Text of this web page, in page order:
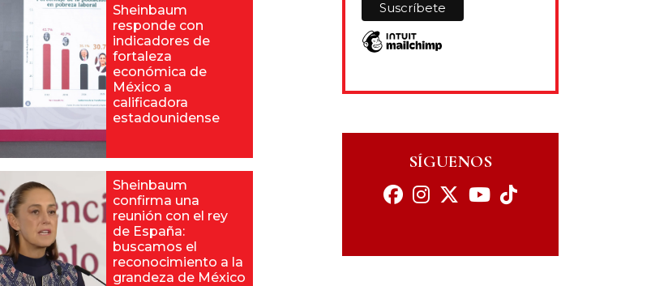
Sheinbaum
responde con
indicadores de
fortaleza
económica de
México a
calificadora
estadounidense
Sheinbaum
confirma una
reunión con el rey
de España:
buscamos el
reconocimiento a la
grandeza de México
SÍGUENOS